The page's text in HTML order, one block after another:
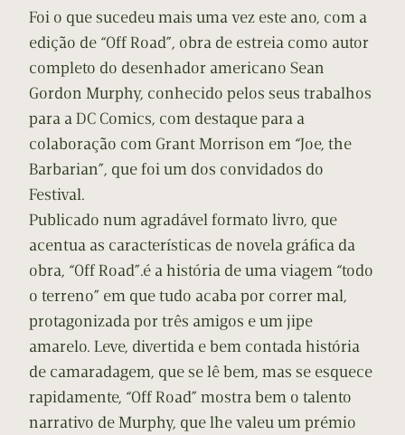
Foi o que sucedeu mais uma vez este ano, com a
edição de “Off Road”, obra de estreia como autor
completo do desenhador americano Sean
Gordon Murphy, conhecido pelos seus trabalhos
para a DC Comics, com destaque para a
colaboração com Grant Morrison em “Joe, the
Barbarian”, que foi um dos convidados do
Festival.
Publicado num agradável formato livro, que
acentua as características de novela gráfica da
obra, “Off Road”.é a história de uma viagem “todo
o terreno” em que tudo acaba por correr mal,
protagonizada por três amigos e um jipe
amarelo. Leve, divertida e bem contada história
de camaradagem, que se lê bem, mas se esquece
rapidamente, “Off Road” mostra bem o talento
narrativo de Murphy, que lhe valeu um prémio